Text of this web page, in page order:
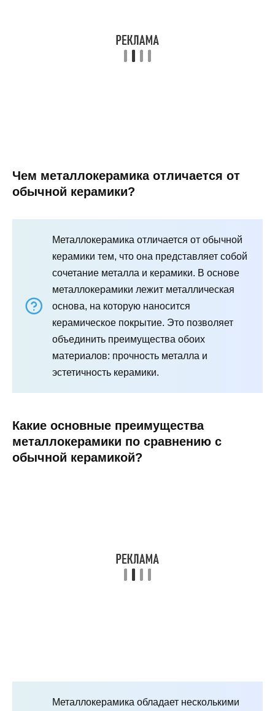
Чем металлокерамика отличается от
обычной керамики?
Металлокерамика отличается от обычной
керамики тем, что она представляет собой
сочетание металла и керамики. В основе
металлокерамики лежит металлическая
основа, на которую наносится
керамическое покрытие. Это позволяет
объединить преимущества обоих
материалов: прочность металла и
эстетичность керамики.
Какие основные преимущества
металлокерамики по сравнению с
обычной керамикой?
Металлокерамика обладает несколькими